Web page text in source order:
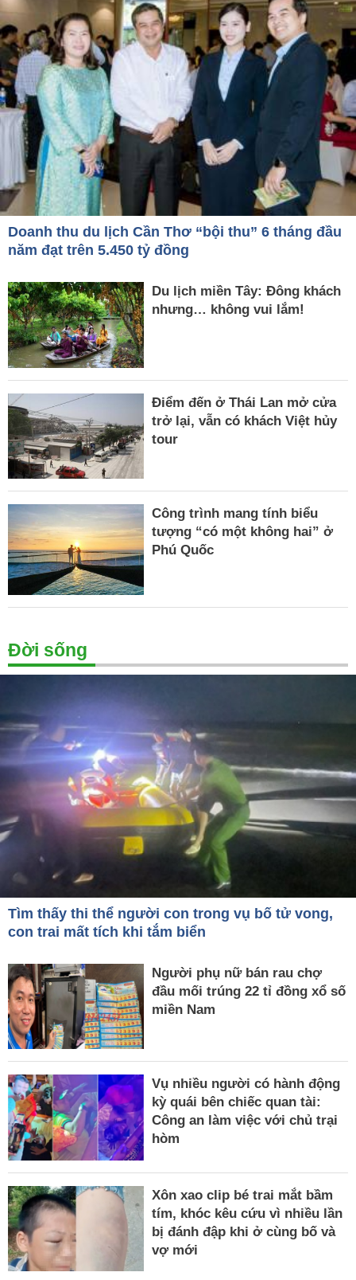
Doanh thu du lịch Cần Thơ “bội thu” 6 tháng đầu
năm đạt trên 5.450 tỷ đồng
Du lịch miền Tây: Đông khách
nhưng… không vui lắm!
Điểm đến ở Thái Lan mở cửa
trở lại, vẫn có khách Việt hủy
tour
Công trình mang tính biểu
tượng “có một không hai” ở
Phú Quốc
Đời sống
Tìm thấy thi thể người con trong vụ bố tử vong,
con trai mất tích khi tắm biển
Người phụ nữ bán rau chợ
đầu mối trúng 22 tỉ đồng xổ số
miền Nam
Vụ nhiều người có hành động
kỳ quái bên chiếc quan tài:
Công an làm việc với chủ trại
hòm
Xôn xao clip bé trai mắt bầm
tím, khóc kêu cứu vì nhiều lần
bị đánh đập khi ở cùng bố và
vợ mới